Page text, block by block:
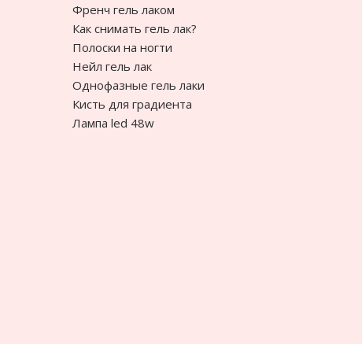
Френч гель лаком
Как снимать гель лак?
Полоски на ногти
Нейл гель лак
Однофазные гель лаки
Кисть для градиента
Лампа led 48w